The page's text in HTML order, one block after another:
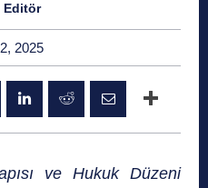
Editör
2025
ve Hukuk Düzeni